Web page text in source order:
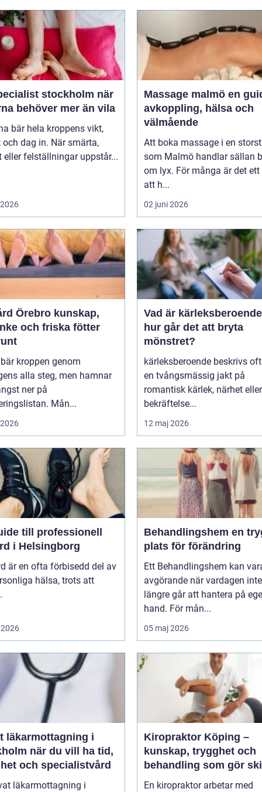
stockholm när
behöver mer än vila
bär hela kroppens vikt,
och dag in. När smärta,
eller felställningar uppstår...
Massage malmö en guide till
avkoppling, hälsa och
välmående
Att boka massage i en
som Malmö handlar sällan
om lyx. För många är det
att h...
02 juni 2026
kunskap,
och friska fötter
kroppen genom
alla steg, men hamnar
ner på
Mån...
Vad är kärleksberoende
hur går det att bryta
mönstret?
kärleksberoende beskrivs
en tvångsmässig jakt på
romantisk kärlek, närhet eller
bekräftelse...
12 maj 2026
till professionell
i Helsingborg
är en ofta förbisedd del av
hälsa, trots att
Behandlingshem en trygg
plats för förändring
Ett Behandlingshem kan
avgörande när vardagen inte
längre går att hantera på
hand. För mån...
05 maj 2026
läkarmottagning i
vill ha tid,
och specialistvård
läkarmottagning i
Kiropraktor Köping –
kunskap, trygghet och
behandling som gör
En kiropraktor arbetar med